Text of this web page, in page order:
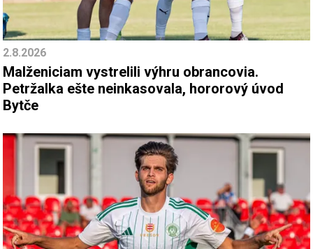
2.8.2026
Malženiciam vystrelili výhru obrancovia.
Petržalka ešte neinkasovala, hororový úvod
Bytče